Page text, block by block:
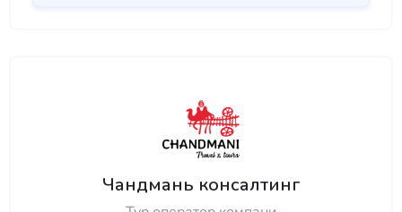
Чандмань консалтинг